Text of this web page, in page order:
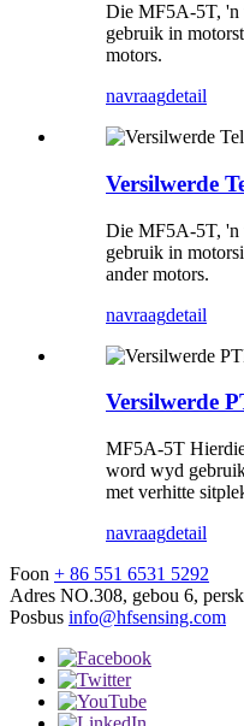
Die MF5A-5T, 'n
gebruik in
motors.
navraagdetail
Versilwerde
Die MF5A-5T, 'n
gebruik in
ander motors.
navraagdetail
Versilwerde
MF5A-5T Hierdie
word wyd
met verhitte
navraagdetail
Foon + 86 551 6531 5292
Adres NO.308, gebou 6,
Posbus info@hfsensing.com